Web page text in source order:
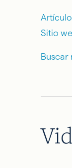
Sitio
Buscar